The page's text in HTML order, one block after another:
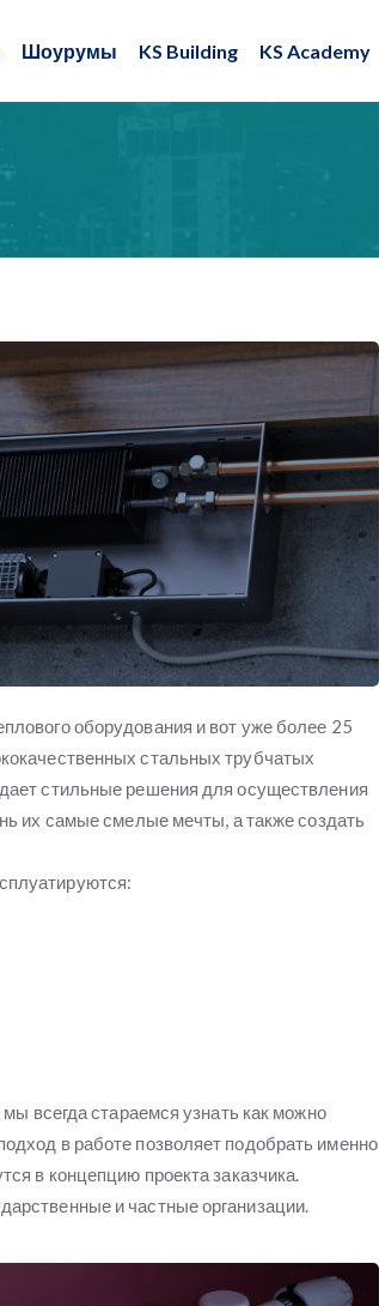
Шоурумы KS Building KS Academy
оборудования и вот уже более 25
стальных трубчатых
стильные решения для осуществления
их самые смелые мечты, а также создать
всегда стараемся узнать как можно
в работе позволяет подобрать именно
в концепцию проекта заказчика.
и частные организации.